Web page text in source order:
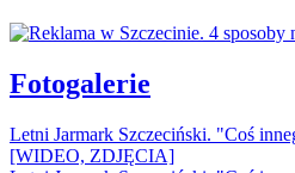
Fotogalerie
Letni Jarmark Szczeciński. "Coś
[WIDEO, ZDJĘCIA]